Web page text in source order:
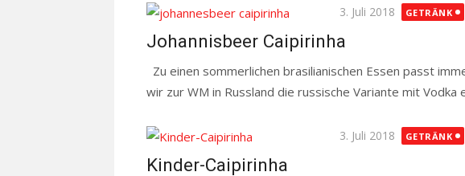
Posted
3. Juli 2018 GETRÄNK
Johannisbeer Caipirinha
Zu einen sommerlichen brasilianischen Essen passt
wir zur WM in Russland die russische Variante mit Vodka
Posted
3. Juli 2018 GETRÄNK
Kinder-Caipirinha